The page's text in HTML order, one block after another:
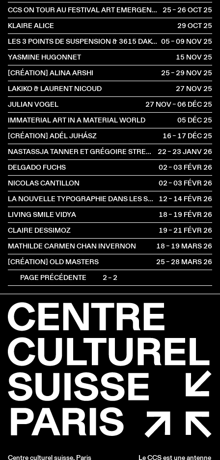
CCS ON TOUR AU FESTIVAL ART EMERGENCE
25 – 26 OCT2025
KLAIRE ALICE
29 OCT2025
LES 3 POINTS DE SUSPENSION & 3615 DAKOTA 05 – 09 NOV2025
YASMINE HUGONNET
15 NOV2025
[CRÉATION] ALINA ARSHI
25 – 29 NOV2025
LAKIKO & LAURENT NICOUD
27 NOV2025
JULIAN VOGEL
27 NOV – 06 DÉC2025
IMMATERIAL ART IN A MATERIAL WORLD
05 DÉC2025
[CRÉATION] ADÉL JUHÁSZ
16 – 17 DÉC2025
NASTASSJA TANNER ET GRÉGOIRE STRECKER
22 – 23 JANV2026
DELGADO FUCHS
02 – 03 FÉVR2026
NICOLAS CANTILLON
02 – 03 FÉVR2026
LA NOUVELLE TYPOGRAPHIE DANS LES SCÈNES FRANCOPHONES : INCIDENCES ET RÉSISTANCES
12 – 14 FÉVR2026
LIVING SMILE VIDYA
18 – 19 FÉVR2026
CLAIRE DESSIMOZ
19 – 21 FÉVR2026
MATHILDE CARMEN CHAN INVERNON
18 – 19 MARS2026
[CRÉATION] OLD MASTERS
25 – 28 MARS2026
PAGE PRÉCÉDENTE
2 – 2
Centre culturel suisse. Paris Le CCS est une antenne